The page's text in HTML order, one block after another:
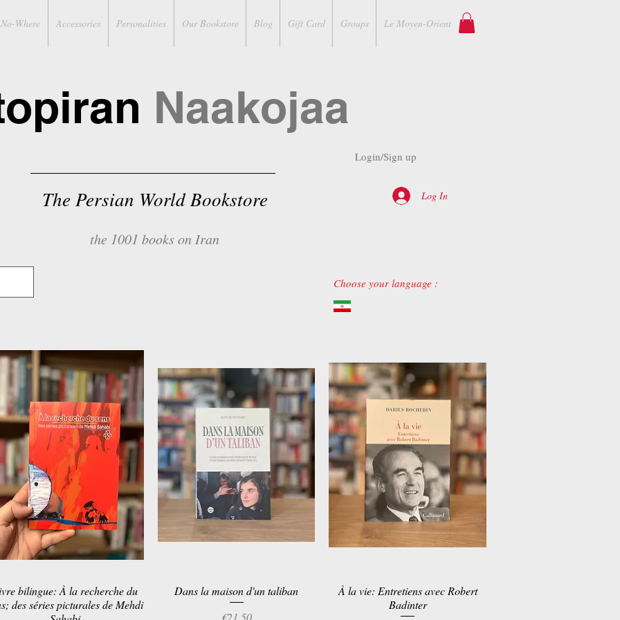
No-Where Accessories Personalities Our Bookstore Blog Gift Card Groups Le Moyen-Orient
Login/Sign up
Naakojaa
The Persian World Bookstore Log In
the 1001 books on Iran
Choose your language :
Quick View
bilingue: À la recherche du
des séries picturales de Mehdi
Quick View
Dans la maison d'un taliban
Price
€21.50
Quick View
À la vie: Entretiens avec Robert
Badinter